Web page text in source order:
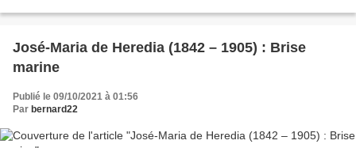
José-Maria de Heredia (1842 – 1905) : Brise
marine
Publié le 09/10/2021 à 01:56
Par bernard22